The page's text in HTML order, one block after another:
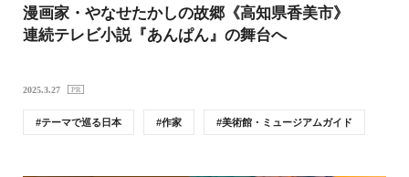
漫画家・やなせたかしの故郷《高知県香美市》
連続テレビ小説『あんぱん』の舞台へ
2025.3.27
テーマで巡る日本 作家 美術館・ミュージアムガイド